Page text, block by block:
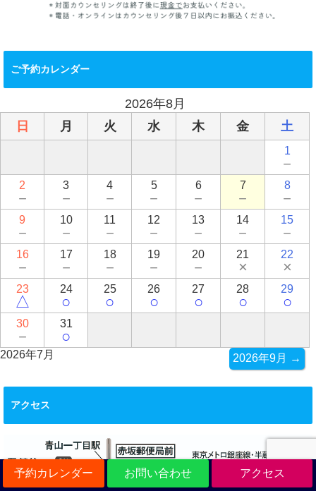
予約カレンダー お問い合わせ アクセス
ご予約カレンダー
2026年8月
日
月 火 水 木 金 土
1
－
2
－
3
－
4
－
5
－
6
－
7
－
8
－
9
－
10
－
11
－
12
－
13
－
14
－
15
－
16
－
17
－
18
－
19
－
20
－
21
×
22
×
23
△
24
○
25
○
26
○
27
○
28
○
29
○
30
－
31
○
2026年7月 2026年9月 →
アクセス